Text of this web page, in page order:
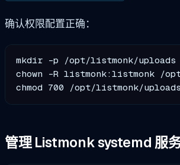
确认权限配置正确：
mkdir -p /opt/listmonk/uploads
chown -R listmonk:listmonk /
管理 Listmonk systemd 服